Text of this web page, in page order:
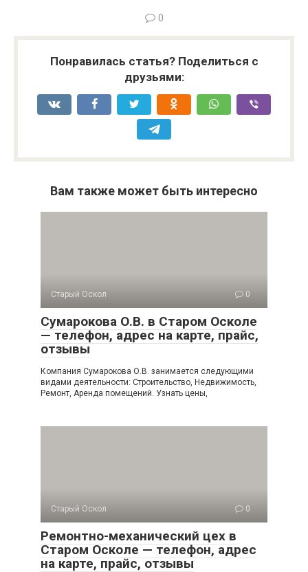
0
Понравилась статья? Поделиться с
друзьями:
Вам также может быть интересно
Старый Оскол 0
Сумарокова О.В. в Старом Осколе
— телефон, адрес на карте, прайс,
отзывы
Компания Сумарокова О.В. занимается следующими
видами деятельности: Строительство, Недвижимость,
Ремонт, Аренда помещений. Узнать цены,
Старый Оскол 0
Ремонтно-механический цех в
Старом Осколе — телефон, адрес
на карте, прайс, отзывы